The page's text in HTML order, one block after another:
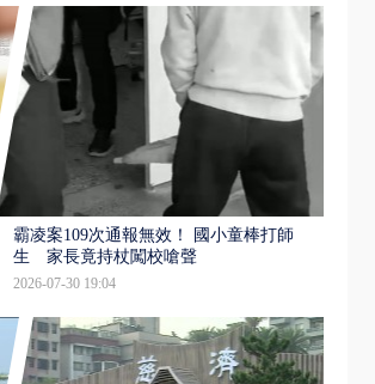
霸凌案109次通報無效！ 國小童棒打師
生 家長竟持杖闖校嗆聲
2026-07-30 19:04